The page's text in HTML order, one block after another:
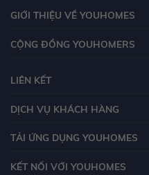
GIỚI THIỆU VỀ YOUHOMES
CỘNG ĐỒNG YOUHOMERS
LIÊN KẾT
DỊCH VỤ KHÁCH HÀNG
TẢI ỨNG DỤNG YOUHOMES
KẾT NỐI VỚI YOUHOMES